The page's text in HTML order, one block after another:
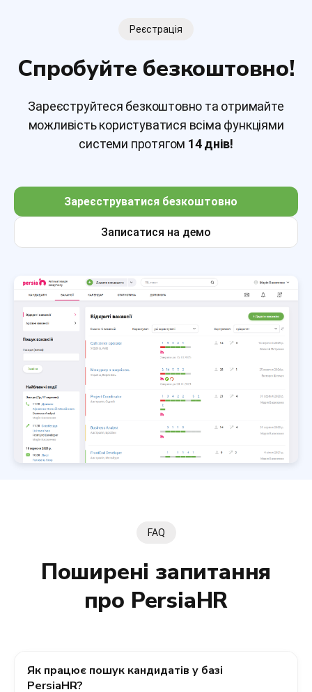
Реєстрація
Спробуйте безкоштовно!
Зареєструйтеся безкоштовно та отримайте
можливість користуватися всіма функціями
системи протягом 14 днів!
Зареєструватися безкоштовно
Записатися на демо
FAQ
Поширені запитання
про PersiaHR
Як працює пошук кандидатів у базі
PersiaHR?